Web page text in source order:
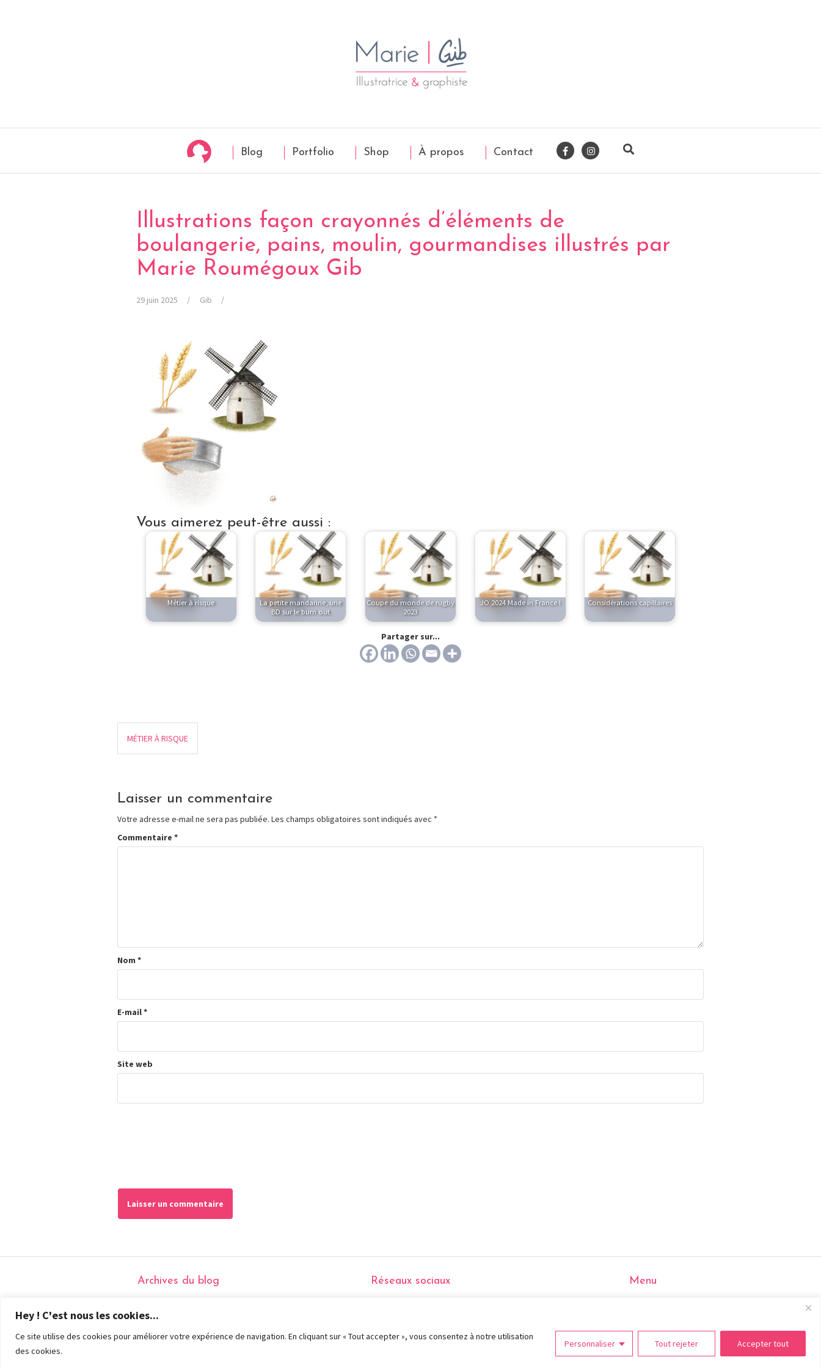
Hey ! C'est nous les cookies...
Ce site utilise des cookies pour améliorer votre expérience de navigation. En cliquant sur « Tout accepter », vous consentez à notre utilisation
des cookies.
Personnaliser Tout rejeter Accepter tout
Blog Portfolio Shop À propos Contact
Illustrations façon crayonnés d’éléments de
boulangerie, pains, moulin, gourmandises illustrés par
Marie Roumégoux Gib
29 juin 2025 Gib
Vous aimerez peut-être aussi :
Métier à risque
La petite mandarine, une
BD sur le burn out
Coupe du monde de rugby
2023
JO 2024 Made in France ! Considérations capillaires
Partager sur...
MÉTIER À RISQUE
Laisser un commentaire
Votre adresse e-mail ne sera pas publiée. Les champs obligatoires sont indiqués avec *
Commentaire *
Nom *
E-mail*
Site web
Archives du blog Réseaux sociaux Menu
Plan du site|Flux RSS